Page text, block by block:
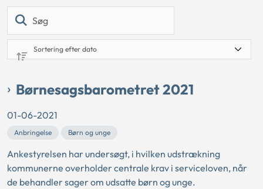
Børnesagsbarometret 2021
01-06-2021
Anbringelse Børn og unge
Ankestyrelsen har undersøgt, i hvilken udstrækning
kommunerne overholder centrale krav i serviceloven, når
de behandler sager om udsatte børn og unge.